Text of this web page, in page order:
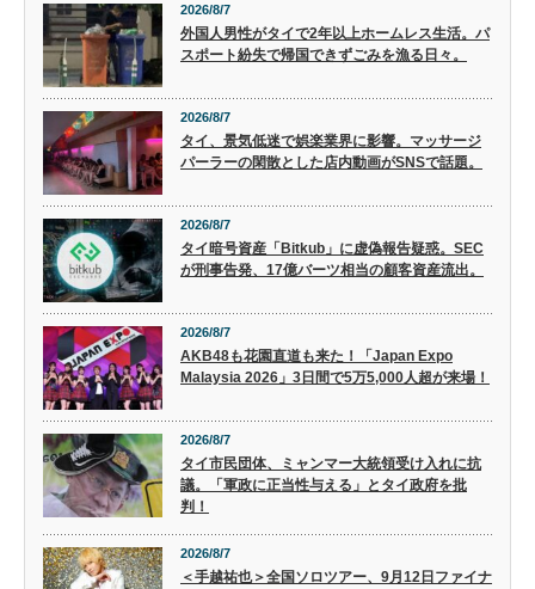
2026/8/7
外国人男性がタイで2年以上ホームレス生活。パ
スポート紛失で帰国できずごみを漁る日々。
2026/8/7
タイ、景気低迷で娯楽業界に影響。マッサージ
パーラーの閑散とした店内動画がSNSで話題。
2026/8/7
タイ暗号資産「Bitkub」に虚偽報告疑惑。SEC
が刑事告発、17億バーツ相当の顧客資産流出。
2026/8/7
AKB48も花園直道も来た！「Japan Expo
Malaysia 2026」3日間で5万5,000人超が来場！
2026/8/7
タイ市民団体、ミャンマー大統領受け入れに抗
議。「軍政に正当性与える」とタイ政府を批
判！
2026/8/7
＜手越祐也＞全国ソロツアー、9月12日ファイナ